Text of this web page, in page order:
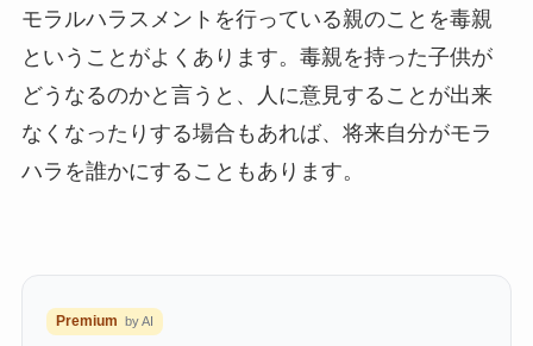
モラルハラスメントを行っている親のことを毒親
ということがよくあります。毒親を持った子供が
どうなるのかと言うと、人に意見することが出来
なくなったりする場合もあれば、将来自分がモラ
ハラを誰かにすることもあります。
Premium by AI